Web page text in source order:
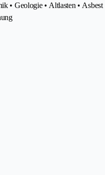
• Geologie • Altlasten • Asbest